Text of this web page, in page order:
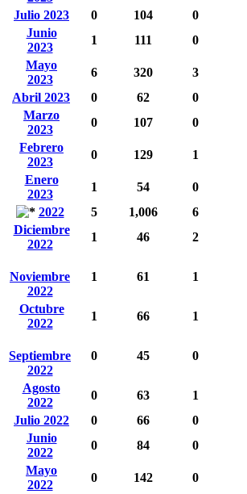
Julio 2023
0 104 0
Junio
2023
1 111 0
Mayo
2023
6 320 3
Abril 2023
0 62 0
Marzo
2023
0 107 0
Febrero
2023
0 129 1
Enero
2023
1 54 0
2022
5 1,006 6
Diciembre
2022
1 46 2
Noviembre
2022
1 61 1
Octubre
2022
1 66 1
Septiembre
2022
0 45 0
Agosto
2022
0 63 1
Julio 2022
0 66 0
Junio
2022
0 84 0
Mayo
2022
0 142 0